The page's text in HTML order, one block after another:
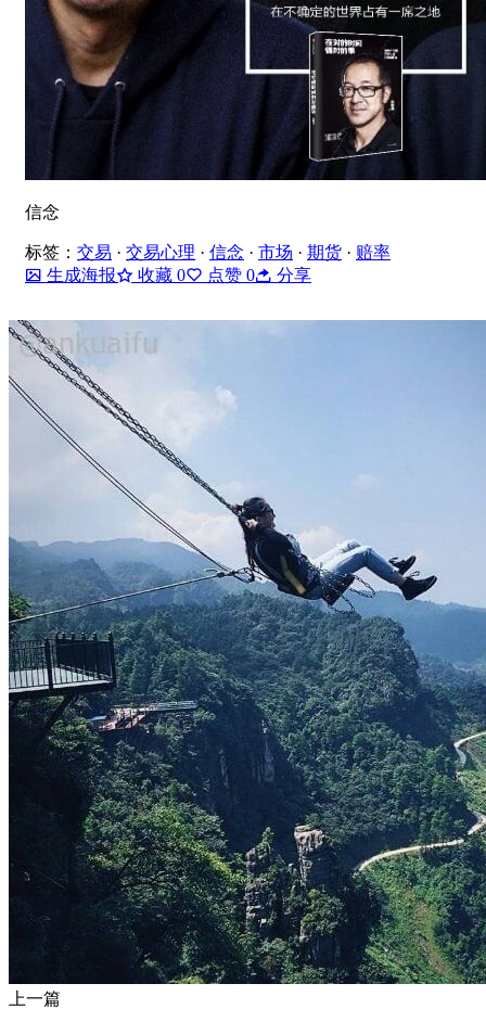
信念
标签： 交易 · 交易心理 · 信念 · 市场 · 期货 · 赔率
生成海报
收藏 0 点赞 0 分享
上一篇